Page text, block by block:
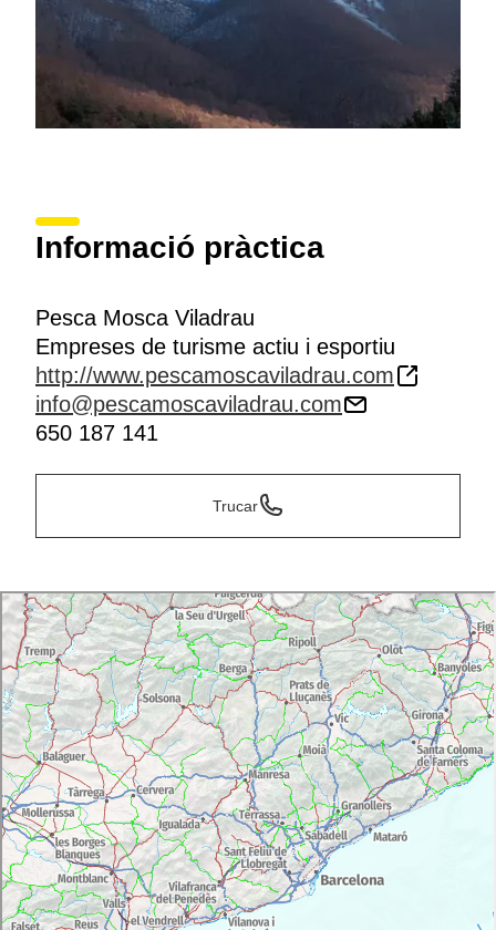
Informació pràctica
Pesca Mosca Viladrau
Empreses de turisme actiu i esportiu
http://www.pescamoscaviladrau.com
info@pescamoscaviladrau.com
650 187 141
Trucar